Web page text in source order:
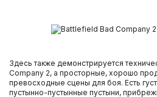
Здесь также демонстрируется
Company 2, а просторные, хорошо
превосходные сцены для боя. Есть
пустынно-пустынные пустыни,